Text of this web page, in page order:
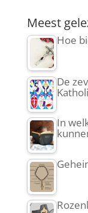
Meest
Hoe
De
In